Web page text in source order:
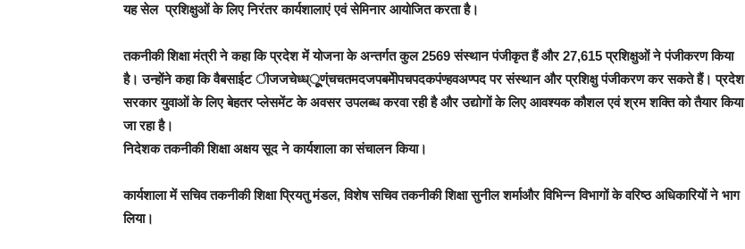
यह सेल प्रशिक्षुओं के लिए निरंतर कार्यशालाएं एवं सेमिनार आयोजित करता है।
तकनीकी शिक्षा मंत्री ने कहा कि प्रदेश में योजना के अन्तर्गत कुल 2569 संस्थान पंजीकृत हैं और 27,615 प्रशिक्षुओं ने पंजीकरण किया
है। उन्होंने कहा कि वैबसाईट ीजजचेध्ध्ूूूण्ंचचतमदजपबमेीपचपदकपंण्हवअण्पद पर संस्थान और प्रशिक्षु पंजीकरण कर सकते हैं। प्रदेश
सरकार युवाओं के लिए बेहतर प्लेसमेंट के अवसर उपलब्ध करवा रही है और उद्योगों के लिए आवश्यक कौशल एवं श्रम शक्ति को तैयार किया
जा रहा है।
निदेशक तकनीकी शिक्षा अक्षय सूद ने कार्यशाला का संचालन किया।
कार्यशाला में सचिव तकनीकी शिक्षा प्रियतु मंडल, विशेष सचिव तकनीकी शिक्षा सुनील शर्माऔर विभिन्न विभागों के वरिष्ठ अधिकारियों ने भाग
लिया।